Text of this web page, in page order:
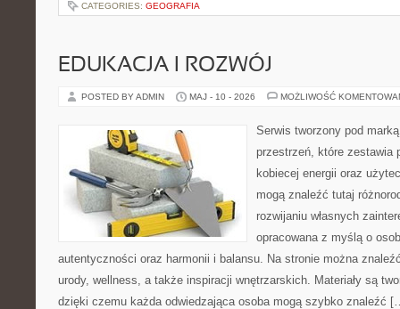
CATEGORIES: GEOGRAFIA
EDUKACJA I ROZWÓJ
POSTED BY ADMIN MAJ - 10 - 2026 MOŻLIWOŚĆ
Serwis tworzony pod
przestrzeń, które zestawia
kobiecej energii oraz
mogą znaleźć tutaj
rozwijaniu własnych
opracowana z myślą o
autentyczności oraz harmonii i balansu. Na stronie można
urody, wellness, a także inspiracji wnętrzarskich. Materiały są
dzięki czemu każda odwiedzająca osoba mogą szybko znaleźć